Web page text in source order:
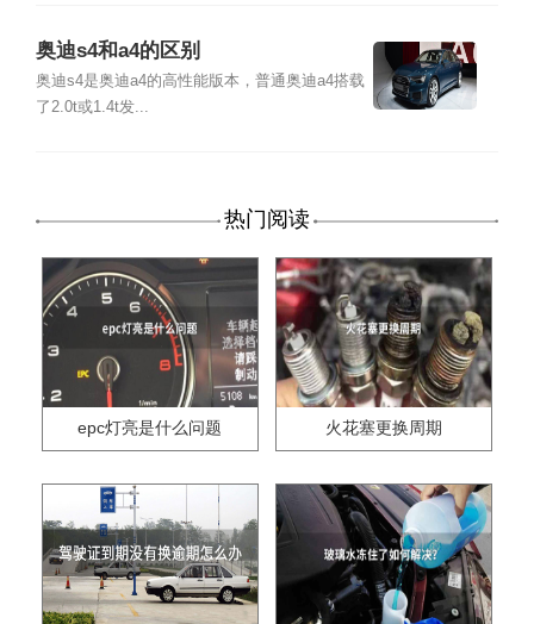
奥迪s4和a4的区别
奥迪s4是奥迪a4的高性能版本，普通奥迪a4搭载
了2.0t或1.4t发...
热门阅读
epc灯亮是什么问题 火花塞更换周期